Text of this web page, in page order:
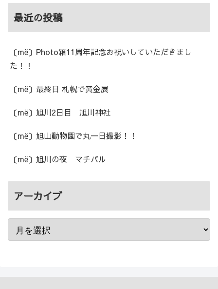
最近の投稿
〔më〕Photo箱11周年記念お祝いしていただきまし
た！！
〔më〕最終日 札幌で黄金展
〔më〕旭川2日目 旭川神社
〔më〕旭山動物園で丸一日撮影！！
〔më〕旭川の夜 マチバル
アーカイブ